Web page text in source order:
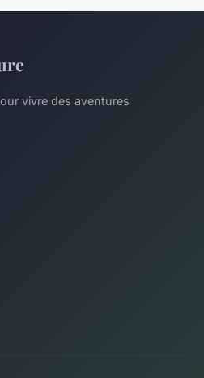
vivre des aventures